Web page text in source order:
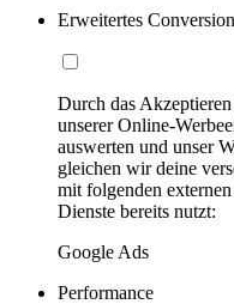
Erweitertes
Durch das
unserer Online-
auswerten und unser
gleichen wir deine
mit folgenden
Dienste bereits nutzt:
Google Ads
Performance